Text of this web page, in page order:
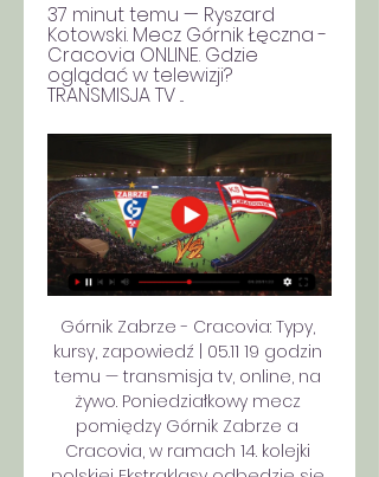
37 minut temu — Ryszard
Kotowski. Mecz Górnik Łęczna -
Cracovia ONLINE. Gdzie
oglądać w telewizji?
TRANSMISJA TV ...
Górnik Zabrze - Cracovia: Typy,
kursy, zapowiedź | 05.11 19 godzin
temu — transmisja tv, online, na
żywo. Poniedziałkowy mecz
pomiędzy Górnik Zabrze a
Cracovia, w ramach 14. kolejki